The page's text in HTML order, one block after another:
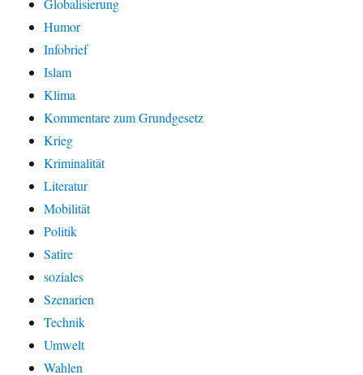
Globalisierung
Humor
Infobrief
Islam
Klima
Kommentare zum Grundgesetz
Krieg
Kriminalität
Literatur
Mobilität
Politik
Satire
soziales
Szenarien
Technik
Umwelt
Wahlen